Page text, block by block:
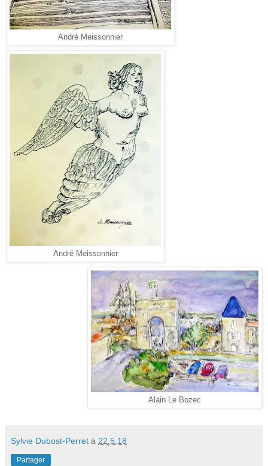
André Meissonnier
André Meissonnier
Alain Le Bozec
Sylvie Dubost-Perret à 22.5.18
Partager